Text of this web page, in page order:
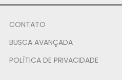
CONTATO
BUSCA AVANÇADA
POLÍTICA DE PRIVACIDADE